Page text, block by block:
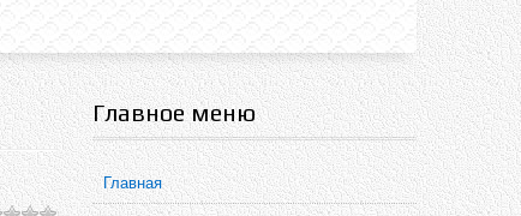
Главное меню
Главная